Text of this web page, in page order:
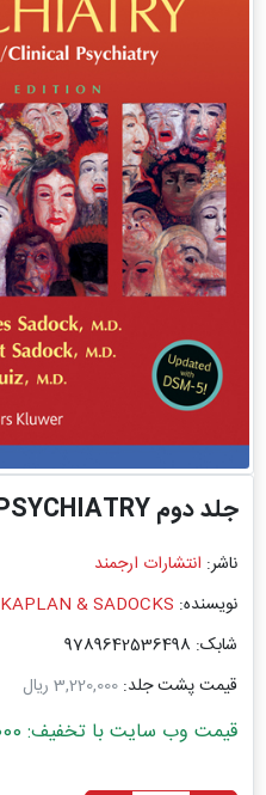
جلد دوم SYNOPSIS OF PSYCHIATRY
ناشر: انتشارات ارجمند
نویسنده: KAPLAN & SADOCKS
شابک: 9789642536498
قیمت پشت جلد: 3,220,000 ریال
قیمت وب سایت با تخفیف: 2,898,000 ریال